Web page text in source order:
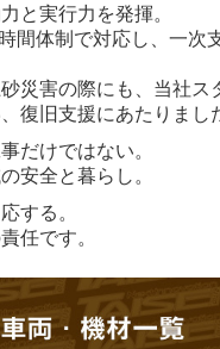
と実行力を発揮。
間体制で対応し、一次
災害の際にも、当社ス
復旧支援にあたりまし
だけではない。
安全と暮らし。
する。
任です。